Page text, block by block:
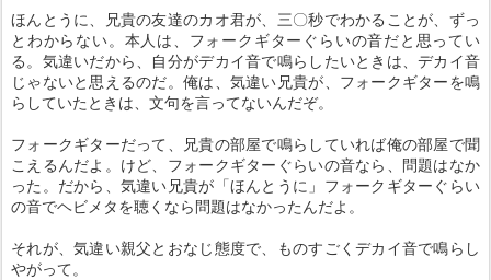
ほんとうに、兄貴の友達のカオ君が、三〇秒でわかることが、ずっ
とわからない。本人は、フォークギターぐらいの音だと思ってい
る。気違いだから、自分がデカイ音で鳴らしたいときは、デカイ音
じゃないと思えるのだ。俺は、気違い兄貴が、フォークギターを鳴
らしていたときは、文句を言ってないんだぞ。
フォークギターだって、兄貴の部屋で鳴らしていれば俺の部屋で聞
こえるんだよ。けど、フォークギターぐらいの音なら、問題はなか
った。だから、気違い兄貴が「ほんとうに」フォークギターぐらい
の音でヘビメタを聴くなら問題はなかったんだよ。
それが、気違い親父とおなじ態度で、ものすごくデカイ音で鳴らし
やがって。